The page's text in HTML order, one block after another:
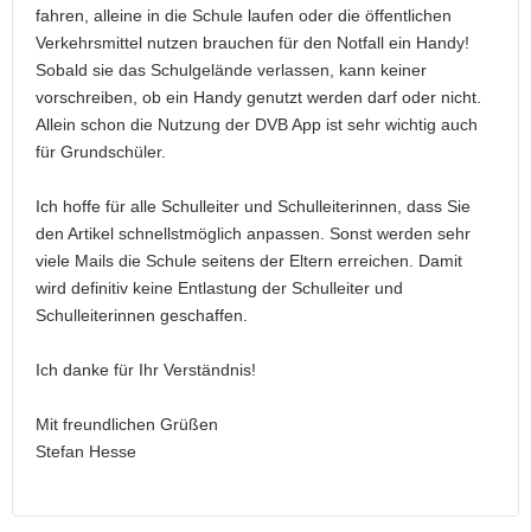
fahren, alleine in die Schule laufen oder die öffentlichen
Verkehrsmittel nutzen brauchen für den Notfall ein Handy!
Sobald sie das Schulgelände verlassen, kann keiner
vorschreiben, ob ein Handy genutzt werden darf oder nicht.
Allein schon die Nutzung der DVB App ist sehr wichtig auch
für Grundschüler.
Ich hoffe für alle Schulleiter und Schulleiterinnen, dass Sie
den Artikel schnellstmöglich anpassen. Sonst werden sehr
viele Mails die Schule seitens der Eltern erreichen. Damit
wird definitiv keine Entlastung der Schulleiter und
Schulleiterinnen geschaffen.
Ich danke für Ihr Verständnis!
Mit freundlichen Grüßen
Stefan Hesse